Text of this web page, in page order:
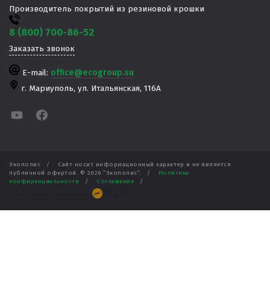
Производитель покрытий из резиновой крошки
8 (800) 700-86-52
Заказать звонок
E-mail: office@ecogroup.su
г. Мариуполь, ул. Итальянская, 116А
Экополис /
Сайт носит информационный характер и не является
публичной офертой. © 2026 “Экополис”. /
Политика
конфиденциальности
/ Соглашение /